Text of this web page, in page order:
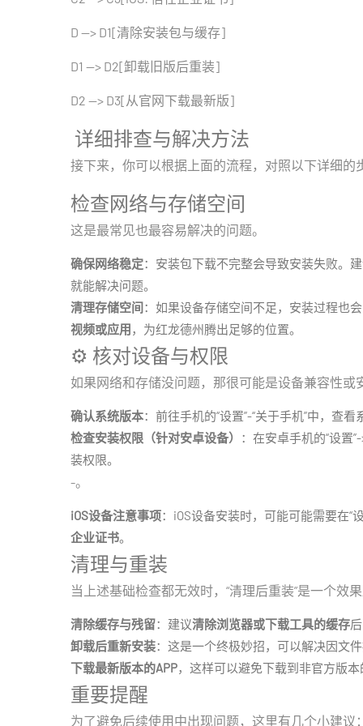
D --> D1[清除安装包与缓存]
D1 --> D2[卸载旧版后重装]
D2 --> D3[从官网下载最新版]
️ 详细排查与解决方法
接下来，你可以根据上面的流程，对照以下详细的
检查网络与存储空间
这是最常见也最容易解决的问题。
确保网络稳定：安装包下载不完整会导致安装失败。
就能解决问题。
清理存储空间：如果设备存储空间不足，安装过程也
视频或应用，为红龙德州腾出足够的位置。
⚙️ 核对设备与权限
如果网络和存储没问题，那很可能是设备兼容性或
确认系统版本：前往手机的“设置”-“关于手机”中，查
检查安装权限（针对安卓设备）
：在安卓手机的“设置
装权限。
-。
iOS设备注意事项：iOS设备安装时，可能可能需要在“
企业证书。
清理与重装
当上述基础检查都无效时，“清理后重装”是一个效
清除缓存与残留：建议清除浏览器或下载工具的缓存
卸载后重新安装：这是一个终极妙招，可以解决因文
下载最新版本的APP，这样可以避免下载到非官方版
重要提醒
为了避免后续使用中出现问题，这里有几个小建议